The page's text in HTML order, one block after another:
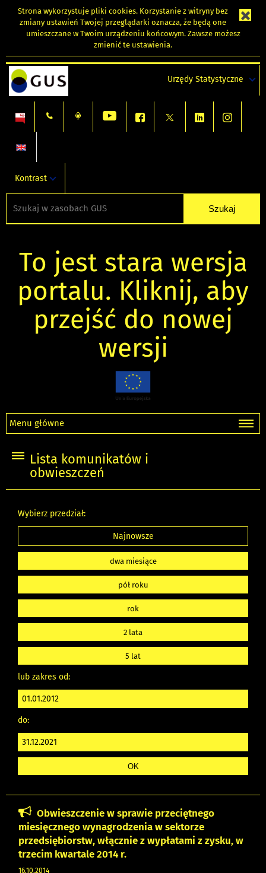
Strona wykorzystuje pliki cookies. Korzystanie z witryny bez
zmiany ustawień Twojej przeglądarki oznacza, że będą one
umieszczane w Twoim urządzeniu końcowym. Zawsze możesz
zmienić te ustawienia.
Urzędy Statystyczne
Kontrast
To jest stara wersja
portalu. Kliknij, aby
przejść do nowej
wersji
Menu główne
Lista komunikatów i
obwieszczeń
Wybierz przedział:
Najnowsze
dwa miesiące
pół roku
rok
2 lata
5 lat
lub zakres od:
do:
Obwieszczenie w sprawie przeciętnego
miesięcznego wynagrodzenia w sektorze
przedsiębiorstw, włącznie z wypłatami z zysku, w
trzecim kwartale 2014 r.
16.10.2014